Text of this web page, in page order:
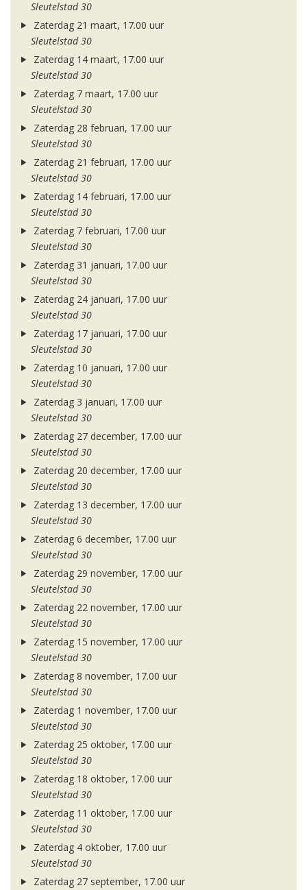
Sleutelstad 30
Zaterdag 21 maart, 17.00 uur
Sleutelstad 30
Zaterdag 14 maart, 17.00 uur
Sleutelstad 30
Zaterdag 7 maart, 17.00 uur
Sleutelstad 30
Zaterdag 28 februari, 17.00 uur
Sleutelstad 30
Zaterdag 21 februari, 17.00 uur
Sleutelstad 30
Zaterdag 14 februari, 17.00 uur
Sleutelstad 30
Zaterdag 7 februari, 17.00 uur
Sleutelstad 30
Zaterdag 31 januari, 17.00 uur
Sleutelstad 30
Zaterdag 24 januari, 17.00 uur
Sleutelstad 30
Zaterdag 17 januari, 17.00 uur
Sleutelstad 30
Zaterdag 10 januari, 17.00 uur
Sleutelstad 30
Zaterdag 3 januari, 17.00 uur
Sleutelstad 30
Zaterdag 27 december, 17.00 uur
Sleutelstad 30
Zaterdag 20 december, 17.00 uur
Sleutelstad 30
Zaterdag 13 december, 17.00 uur
Sleutelstad 30
Zaterdag 6 december, 17.00 uur
Sleutelstad 30
Zaterdag 29 november, 17.00 uur
Sleutelstad 30
Zaterdag 22 november, 17.00 uur
Sleutelstad 30
Zaterdag 15 november, 17.00 uur
Sleutelstad 30
Zaterdag 8 november, 17.00 uur
Sleutelstad 30
Zaterdag 1 november, 17.00 uur
Sleutelstad 30
Zaterdag 25 oktober, 17.00 uur
Sleutelstad 30
Zaterdag 18 oktober, 17.00 uur
Sleutelstad 30
Zaterdag 11 oktober, 17.00 uur
Sleutelstad 30
Zaterdag 4 oktober, 17.00 uur
Sleutelstad 30
Zaterdag 27 september, 17.00 uur